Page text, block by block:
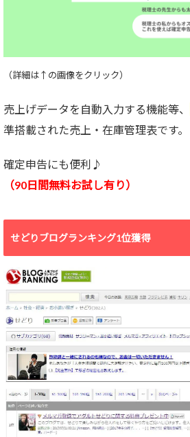
（詳細は↑の画像をクリック）
売上げデータを自動入力する機能等、
準搭載された売上・在庫管理表です。
確定申告にも便利♪
（90日間無料お試し有り）
せどりブログランキング1位獲得